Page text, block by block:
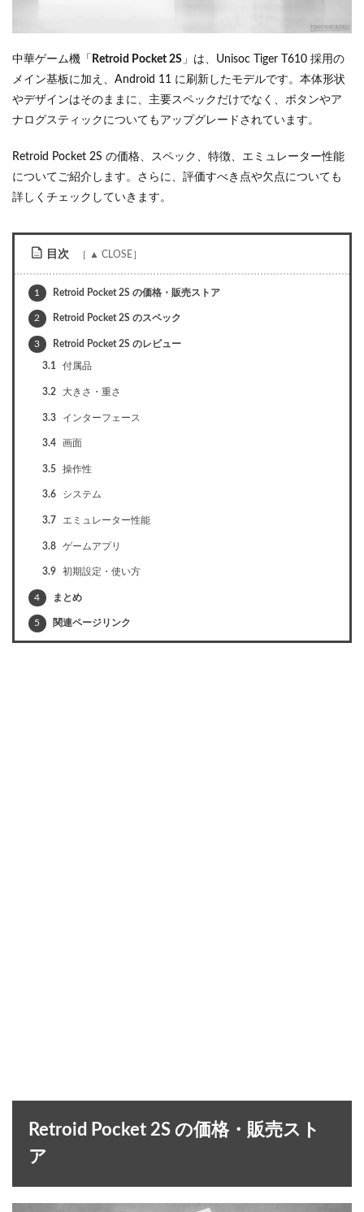
中華ゲーム機「 Retroid Pocket 2S 」は、Unisoc Tiger T610 採用の
メイン基板に加え、Android 11 に刷新したモデルです。本体形状
やデザインはそのままに、主要スペックだけでなく、ボタンやア
ナログスティックについてもアップグレードされています。
Retroid Pocket 2S の価格、スペック、特徴、エミュレーター性能
についてご紹介します。さらに、評価すべき点や欠点についても
詳しくチェックしていきます。
目次
1 Retroid Pocket 2S の価格・販売ストア
2 Retroid Pocket 2S のスペック
3 Retroid Pocket 2S のレビュー
3.1 付属品
3.2 大きさ・重さ
3.3 インターフェース
3.4 画面
3.5 操作性
3.6 システム
3.7 エミュレーター性能
3.8 ゲームアプリ
3.9 初期設定・使い方
4 まとめ
5 関連ページリンク
Retroid Pocket 2S の価格・販売スト
ア